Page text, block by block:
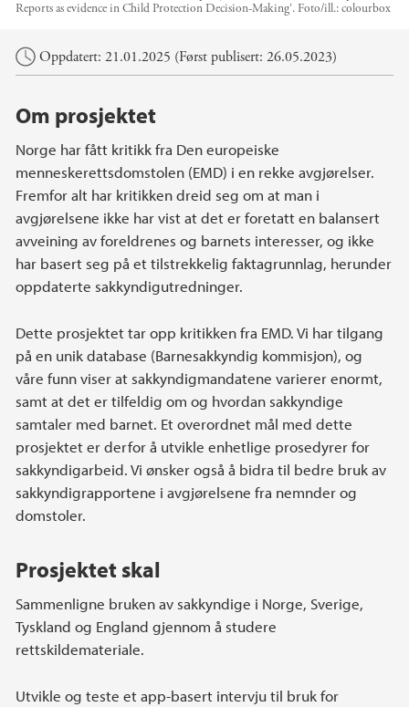
Reports as evidence in Child Protection Decision-Making'. Foto/ill.:colourbox
Hovedinnhold
Oppdatert: 21.01.2025 (Først publisert: 26.05.2023)
Om prosjektet
Norge har fått kritikk fra Den europeiske
menneskerettsdomstolen (EMD) i en rekke avgjørelser.
Fremfor alt har kritikken dreid seg om at man i
avgjørelsene ikke har vist at det er foretatt en balansert
avveining av foreldrenes og barnets interesser, og ikke
har basert seg på et tilstrekkelig faktagrunnlag, herunder
oppdaterte sakkyndigutredninger.
Dette prosjektet tar opp kritikken fra EMD. Vi har tilgang
på en unik database (Barnesakkyndig kommisjon), og
våre funn viser at sakkyndigmandatene varierer enormt,
samt at det er tilfeldig om og hvordan sakkyndige
samtaler med barnet. Et overordnet mål med dette
prosjektet er derfor å utvikle enhetlige prosedyrer for
sakkyndigarbeid. Vi ønsker også å bidra til bedre bruk av
sakkyndigrapportene i avgjørelsene fra nemnder og
domstoler.
Prosjektet skal
Sammenligne bruken av sakkyndige i Norge, Sverige,
Tyskland og England gjennom å studere
rettskildemateriale.
Utvikle og teste et app-basert intervju til bruk for